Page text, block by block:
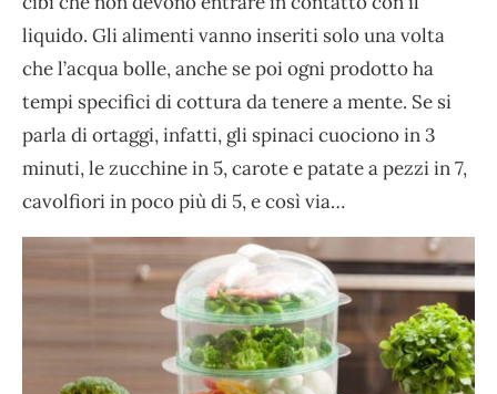
liquido. Gli alimenti vanno inseriti solo una volta
che l’acqua bolle, anche se poi ogni prodotto ha
tempi specifici di cottura da tenere a mente. Se si
parla di ortaggi, infatti, gli spinaci cuociono in 3
minuti, le zucchine in 5, carote e patate a pezzi in 7,
cavolfiori in poco più di 5, e così via…